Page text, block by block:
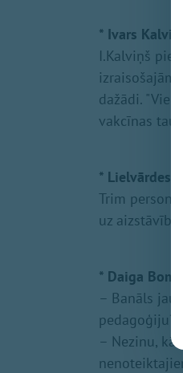
* Ivars
I.Kalviņš
dažādi.
vakcīnas
* Lielvārdes
Trim
uz aizstāvību,
* Daiga
– Banāls
pedagoģiju?
– Nezinu,